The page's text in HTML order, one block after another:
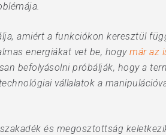
amiért a funkciókon keresztül
energiákat vet be, hogy már az
befolyásolni próbálják, hogy a
vállalatok a
és megosztottság